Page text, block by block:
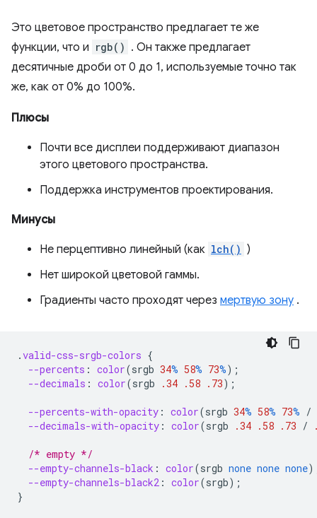
Это цветовое пространство предлагает те же
функции, что и rgb() . Он также предлагает
десятичные дроби от 0 до 1, используемые точно так
же, как от 0% до 100%.
Плюсы
Почти все дисплеи поддерживают диапазон
этого цветового пространства.
Поддержка инструментов проектирования.
Минусы
Не перцептивно линейный (как lch() )
Нет широкой цветовой гаммы.
Градиенты часто проходят через мертвую зону .
.valid-css-srgb-colors {
--percents : color(srgb 34% 58% 73%);
--decimals : color(srgb .34 .58 .73);
--percents-with-opacity : color(srgb 34% 58% 73% /
--decimals-with-opacity : color(srgb .34 .58 .73 /
/* empty */
--empty-channels-black : color(srgb none none none
--empty-channels-black2 : color(srgb);
}